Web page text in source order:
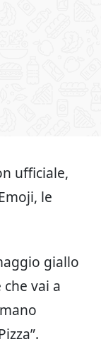
ufficiale,
le
giallo
che vai a